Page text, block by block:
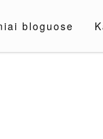
bloguose